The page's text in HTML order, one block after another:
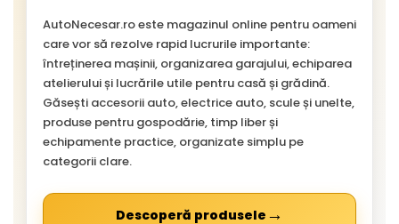
AutoNecesar.ro este magazinul online pentru oameni
care vor să rezolve rapid lucrurile importante:
întreținerea mașinii, organizarea garajului, echiparea
atelierului și lucrările utile pentru casă și grădină.
Găsești accesorii auto, electrice auto, scule și unelte,
produse pentru gospodărie, timp liber și
echipamente practice, organizate simplu pe
categorii clare.
Descoperă produsele →